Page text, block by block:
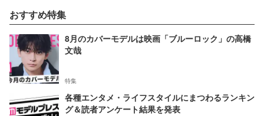
おすすめ特集
8月のカバーモデルは映画「ブルーロック」の高橋
文哉
特集
各種エンタメ・ライフスタイルにまつわるランキン
グ＆読者アンケート結果を発表